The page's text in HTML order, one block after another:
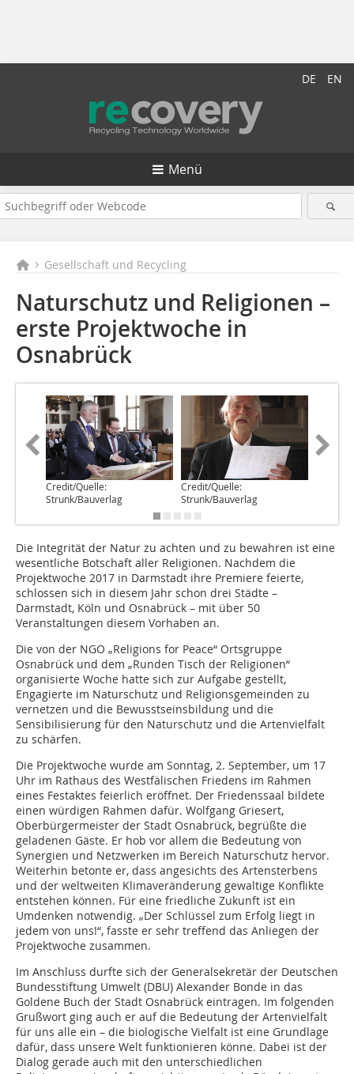
DE EN
Menü
Gesellschaft und Recycling
Naturschutz und Religionen –
erste Projektwoche in
Osnabrück
Credit/Quelle:
Strunk/Bauverlag
Credit/Quelle:
Strunk/Bauverlag
Die Integrität der Natur zu achten und zu bewahren ist eine
wesentliche Botschaft aller Religionen. Nachdem die
Projektwoche 2017 in Darmstadt ihre Premiere feierte,
schlossen sich in diesem Jahr schon drei Städte –
Darmstadt, Köln und Osnabrück – mit über 50
Veranstaltungen diesem Vorhaben an.
Die von der NGO „Religions for Peace“ Ortsgruppe
Osnabrück und dem „Runden Tisch der Religionen“
organisierte Woche hatte sich zur Aufgabe gestellt,
Engagierte im Naturschutz und Religionsgemeinden zu
vernetzen und die Bewusstseinsbildung und die
Sensibilisierung für den Naturschutz und die Artenvielfalt
zu schärfen.
Die Projektwoche wurde am Sonntag, 2. September, um 17
Uhr im Rathaus des Westfälischen Friedens im Rahmen
eines Festaktes feierlich eröffnet. Der Friedenssaal bildete
einen würdigen Rahmen dafür. Wolfgang Griesert,
Oberbürgermeister der Stadt Osnabrück, begrüßte die
geladenen Gäste. Er hob vor allem die Bedeutung von
Synergien und Netzwerken im Bereich Naturschutz hervor.
Weiterhin betonte er, dass angesichts des Artensterbens
und der weltweiten Klimaveränderung gewaltige Konflikte
entstehen können. Für eine friedliche Zukunft ist ein
Umdenken notwendig. „Der Schlüssel zum Erfolg liegt in
jedem von uns!“, fasste er sehr treffend das Anliegen der
Projektwoche zusammen.
Im Anschluss durfte sich der Generalsekretär der Deutschen
Bundesstiftung Umwelt (DBU) Alexander Bonde in das
Goldene Buch der Stadt Osnabrück eintragen. Im folgenden
Grußwort ging auch er auf die Bedeutung der Artenvielfalt
für uns alle ein – die biologische Vielfalt ist eine Grundlage
dafür, dass unsere Welt funktionieren könne. Dabei ist der
Dialog gerade auch mit den unterschiedlichen